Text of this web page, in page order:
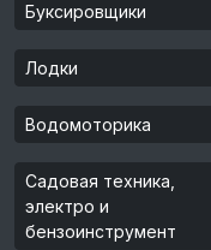
Буксировщики
Лодки
Водомоторика
Садовая техника,
электро и
бензоинструмент